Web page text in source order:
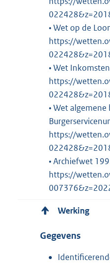
• Wet op de
https://
• Wet
https://
• Wet
https://
• Archiefwet
https://
Werking
Gegevens